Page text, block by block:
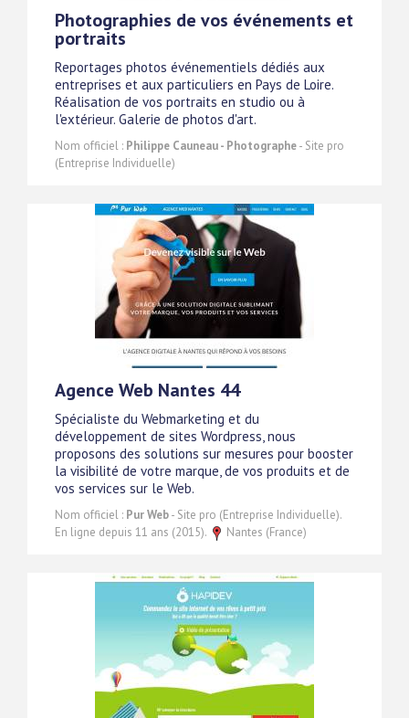
Photographies de vos événements et
portraits
Reportages photos événementiels dédiés aux
entreprises et aux particuliers en Pays de Loire.
Réalisation de vos portraits en studio ou à
l'extérieur. Galerie de photos d'art.
Nom officiel : Philippe Cauneau - Photographe- Site pro
(Entreprise Individuelle)
Agence Web Nantes 44
Spécialiste du Webmarketing et du
développement de sites Wordpress, nous
proposons des solutions sur mesures pour booster
la visibilité de votre marque, de vos produits et de
vos services sur le Web.
Nom officiel : Pur Web- Site pro (Entreprise Individuelle).
En ligne depuis 11 ans (2015).
Nantes (France)